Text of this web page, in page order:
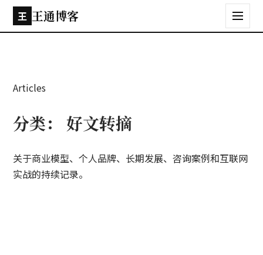
王 王通博客
Articles
分类： 好文转摘
关于商业模型、个人品牌、长期发展、咨询案例和互联网
实战的持续记录。